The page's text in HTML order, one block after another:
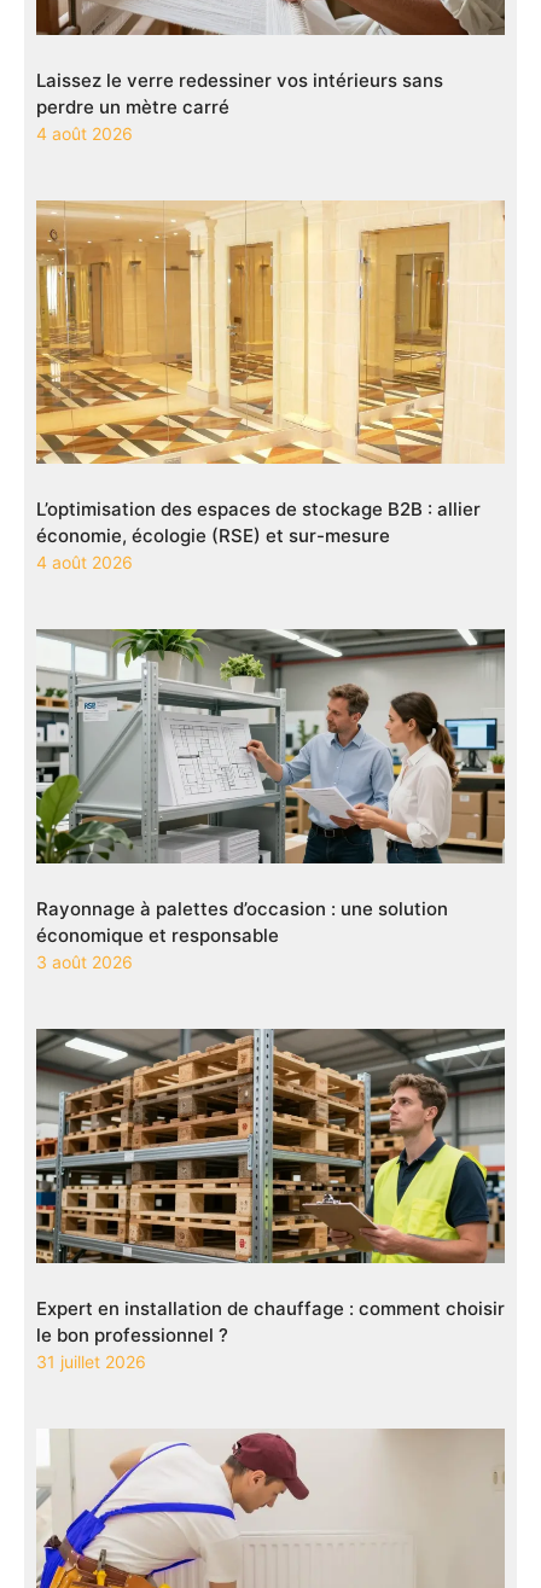
Laissez le verre redessiner vos intérieurs sans
perdre un mètre carré
4 août 2026
L’optimisation des espaces de stockage B2B : allier
économie, écologie (RSE) et sur-mesure
4 août 2026
Rayonnage à palettes d’occasion : une solution
économique et responsable
3 août 2026
Expert en installation de chauffage : comment choisir
le bon professionnel ?
31 juillet 2026